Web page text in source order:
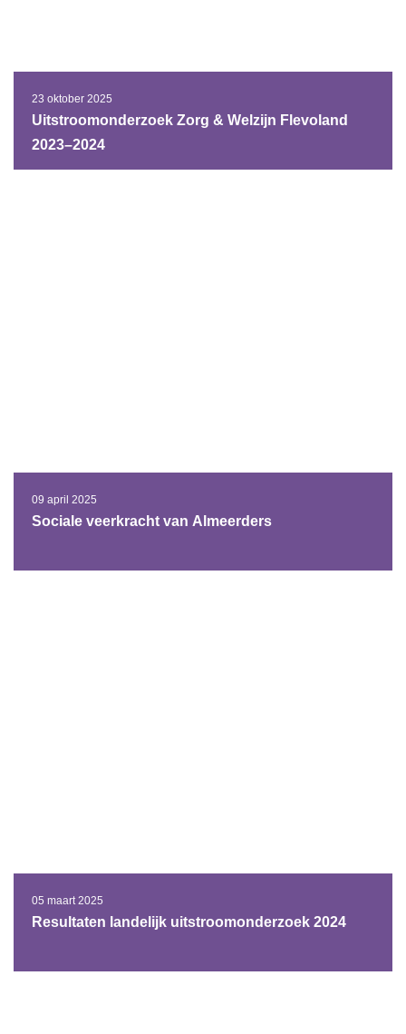
23 oktober 2025
Uitstroomonderzoek Zorg & Welzijn Flevoland
2023–2024
09 april 2025
Sociale veerkracht van Almeerders
05 maart 2025
Resultaten landelijk uitstroomonderzoek 2024